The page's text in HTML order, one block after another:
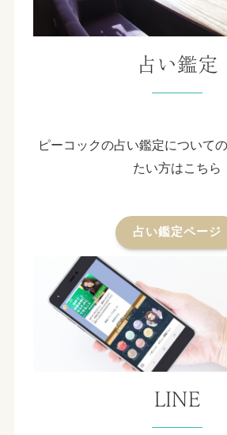
占い鑑定
ピーコックの占い鑑定について
たい方はこちら
占い鑑定ページ
LINE